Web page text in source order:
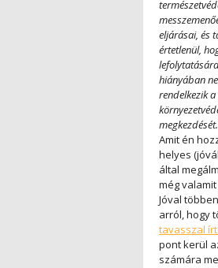
eljárásai, és
értetlenül,
hiányában
rendelkezik
Amit én
helyes
által
még
Jóval
arról, hogy
tavasszal
pont kerül
számára